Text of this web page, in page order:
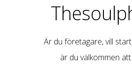
Är du företagare, vill
är du välkommen